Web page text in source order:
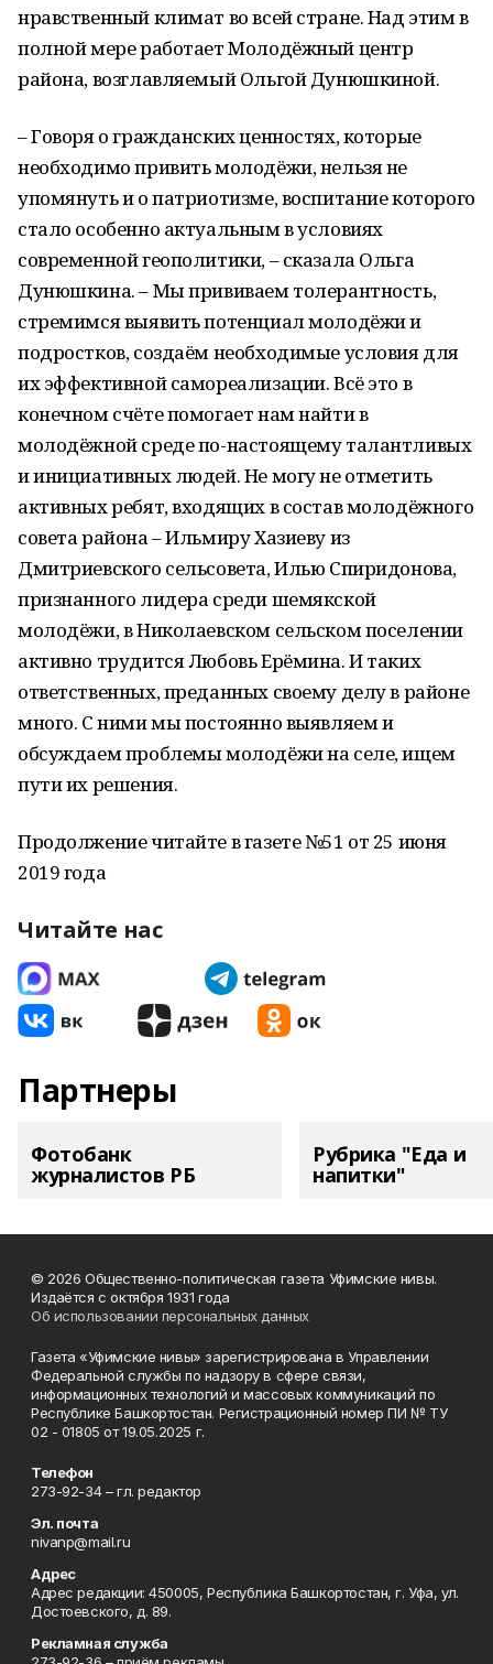
нравственный климат во всей стране. Над этим в
полной мере работает Молодёжный центр
района, возглавляемый Ольгой Дунюшкиной.
– Говоря о гражданских ценностях, которые
необходимо привить молодёжи, нельзя не
упомянуть и о патриотизме, воспитание которого
стало особенно актуальным в условиях
современной геополитики, – сказала Ольга
Дунюшкина. – Мы прививаем толерантность,
стремимся выявить потенциал молодёжи и
подростков, создаём необходимые условия для
их эффективной самореализации. Всё это в
конечном счёте помогает нам найти в
молодёжной среде по-настоящему талантливых
и инициативных людей. Не могу не отметить
активных ребят, входящих в состав молодёжного
совета района – Ильмиру Хазиеву из
Дмитриевского сельсовета, Илью Спиридонова,
признанного лидера среди шемякской
молодёжи, в Николаевском сельском поселении
активно трудится Любовь Ерёмина. И таких
ответственных, преданных своему делу в районе
много. С ними мы постоянно выявляем и
обсуждаем проблемы молодёжи на селе, ищем
пути их решения.
Продолжение читайте в газете №51 от 25 июня
2019 года
Читайте нас
Партнеры
Фотобанк
журналистов РБ
Рубрика "Еда и
напитки"
© 2026 Общественно-политическая газета Уфимские нивы.
Издаётся с октября 1931 года
Об использовании персональных данных
Газета «Уфимские нивы» зарегистрирована в Управлении
Федеральной службы по надзору в сфере связи,
информационных технологий и массовых коммуникаций по
Республике Башкортостан. Регистрационный номер ПИ № ТУ
02 - 01805 от 19.05.2025 г.
Телефон
273-92-34 – гл. редактор
Эл. почта
nivanp@mail.ru
Адрес
Адрес редакции: 450005, Республика Башкортостан, г. Уфа, ул.
Достоевского, д. 89.
Рекламная служба